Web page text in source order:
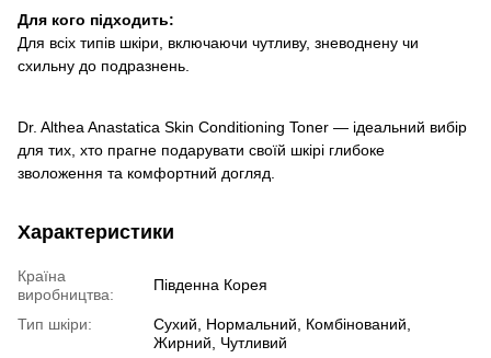
Для кого підходить:
Для всіх типів шкіри, включаючи чутливу, зневоднену чи
схильну до подразнень.
Dr. Althea Anastatica Skin Conditioning Toner — ідеальний вибір
для тих, хто прагне подарувати своїй шкірі глибоке
зволоження та комфортний догляд.
Характеристики
Країна
виробництва:
Південна Корея
Тип шкіри:
Сухий, Нормальний, Комбінований,
Жирний, Чутливий